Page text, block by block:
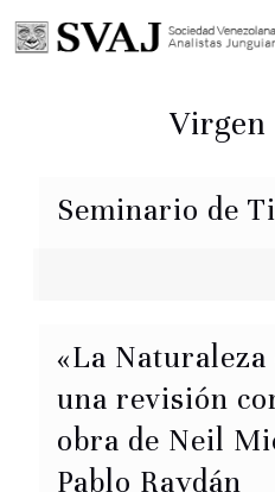
Seminario de
«La
una revisión
obra de Neil
Pablo Raydán